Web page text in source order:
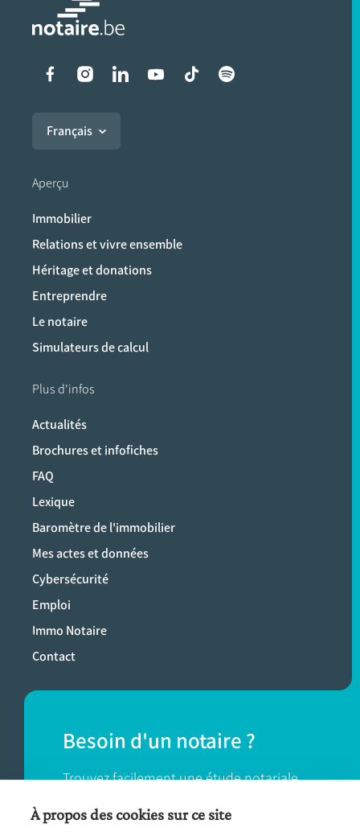
Liens vers les réseaux
Français
Aperçu
Immobilier
Relations et vivre ensemble
Héritage et donations
Entreprendre
Le notaire
Simulateurs de calcul
Plus d'infos
Actualités
Brochures et infofiches
FAQ
Lexique
Baromètre de l'immobilier
Mes actes et données
Cybersécurité
Emploi
Immo Notaire
Contact
Besoin d'un notaire ?
Trouvez facilement une étude notariale
près de chez vous.
À propos des cookies sur ce site